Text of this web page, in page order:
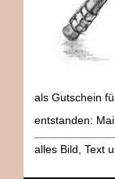
als Gutschein
entstanden:
alles Bild, Text